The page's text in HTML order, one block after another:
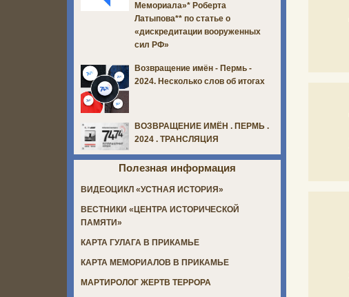
Мемориала»* Роберта
Латыпова** по статье о
«дискредитации вооруженных
сил РФ»
Возвращение имён - Пермь -
2024. Несколько слов об итогах
ВОЗВРАЩЕНИЕ ИМЁН . ПЕРМЬ .
2024 . ТРАНСЛЯЦИЯ
Полезная информация
ВИДЕОЦИКЛ «УСТНАЯ ИСТОРИЯ»
ВЕСТНИКИ «ЦЕНТРА ИСТОРИЧЕСКОЙ
ПАМЯТИ»
КАРТА ГУЛАГА В ПРИКАМЬЕ
КАРТА МЕМОРИАЛОВ В ПРИКАМЬЕ
МАРТИРОЛОГ ЖЕРТВ ТЕРРОРА